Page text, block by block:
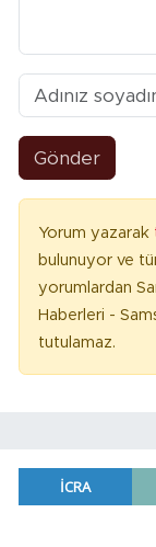
Gönder
Yorum yazarak
bulunuyor ve
yorumlardan
Haberleri -
tutulamaz.